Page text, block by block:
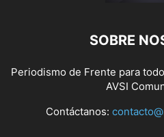
SOBRE
Periodismo de Frente para
AVSI
Contáctanos: